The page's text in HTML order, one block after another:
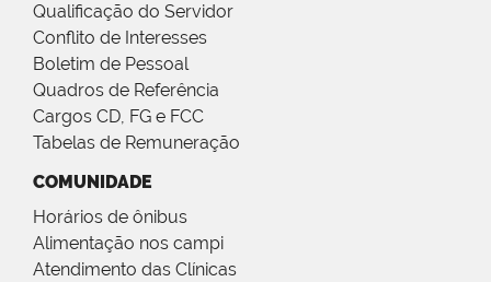
Qualificação do Servidor
Conflito de Interesses
Boletim de Pessoal
Quadros de Referência
Cargos CD, FG e FCC
Tabelas de Remuneração
COMUNIDADE
Horários de ônibus
Alimentação nos campi
Atendimento das Clínicas